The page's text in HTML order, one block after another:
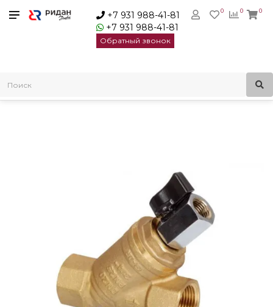
+7 931 988-41-81
+7 931 988-41-81
Обратный звонок
0
0 0
Трубопроводная арматура